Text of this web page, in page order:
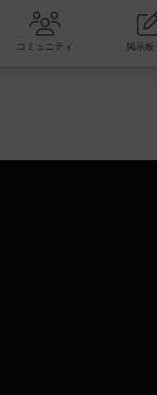
ゲーム会 コミュニティ